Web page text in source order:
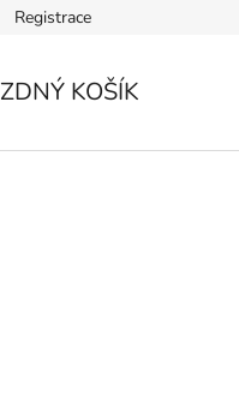
Shoptet Pay
Registrace
KOŠÍK